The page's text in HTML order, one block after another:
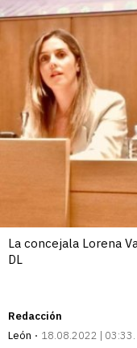
La concejala Lorena
DL
Redacción
León
18.08.2022 | 03:33